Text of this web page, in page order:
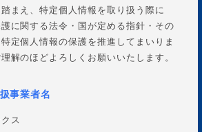
まえ、特定個人情報を取り扱う際に
に関する法令・国が定める指針・その
定個人情報の保護を推進してまいりま
解のほどよろしくお願いいたします。
事業者名
ス